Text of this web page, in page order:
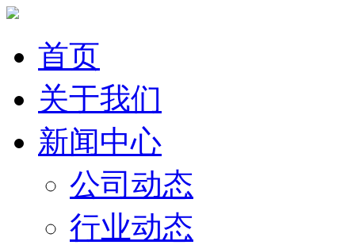
首页
关于我们
新闻中心
公司动态
行业动态